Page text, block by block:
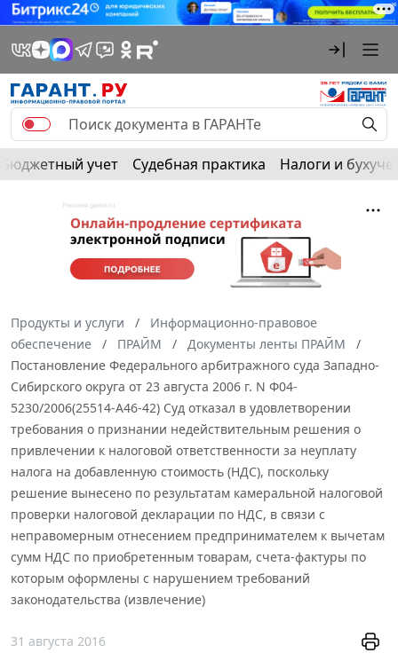
Бюджетный учет Судебная практика Налоги и
Продукты и услуги
Информационно-правовое
обеспечение
ПРАЙМ
Документы ленты ПРАЙМ
Постановление Федерального арбитражного суда Западно-
Сибирского округа от 23 августа 2006 г. N Ф04-
5230/2006(25514-А46-42) Суд отказал в удовлетворении
требования о признании недействительным решения о
привлечении к налоговой ответственности за неуплату
налога на добавленную стоимость (НДС), поскольку
решение вынесено по результатам камеральной налоговой
проверки налоговой декларации по НДС, в связи с
неправомерным отнесением предпринимателем к вычетам
сумм НДС по приобретенным товарам, счета-фактуры по
которым оформлены с нарушением требований
законодательства (извлечение)
31 августа 2016